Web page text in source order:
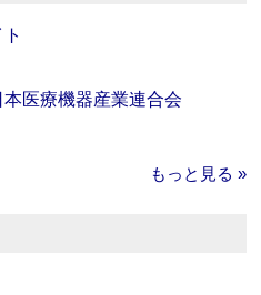
医療機器産業連合会
もっと見る »